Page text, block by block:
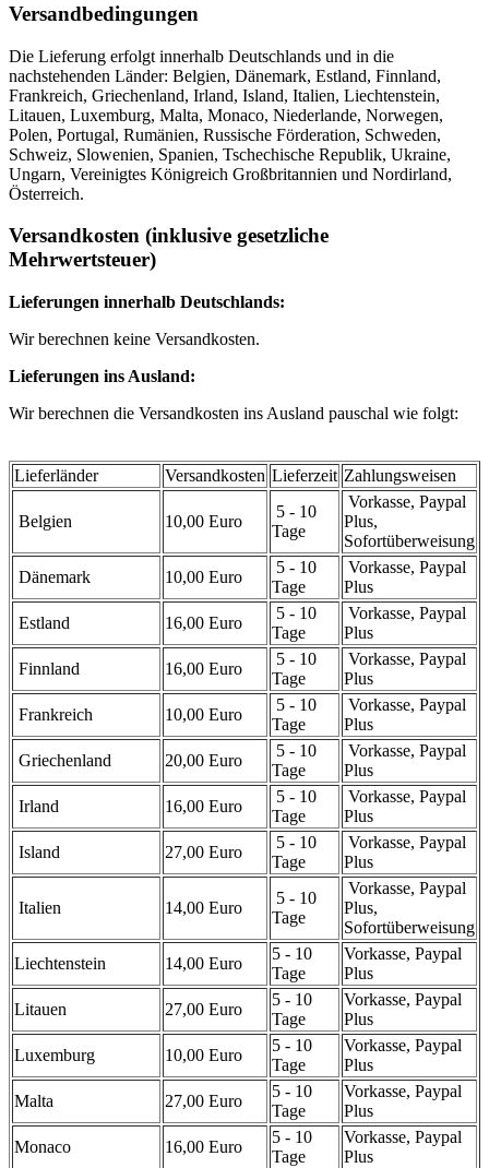
Versandbedingungen
Die Lieferung erfolgt innerhalb Deutschlands und in die
nachstehenden Länder: Belgien, Dänemark, Estland, Finnland,
Frankreich, Griechenland, Irland, Island, Italien, Liechtenstein,
Litauen, Luxemburg, Malta, Monaco, Niederlande, Norwegen,
Polen, Portugal, Rumänien, Russische Förderation, Schweden,
Schweiz, Slowenien, Spanien, Tschechische Republik, Ukraine,
Ungarn, Vereinigtes Königreich Großbritannien und Nordirland,
Österreich.
Versandkosten (inklusive gesetzliche
Mehrwertsteuer)
Lieferungen innerhalb Deutschlands:
Wir berechnen keine Versandkosten.
Lieferungen ins Ausland:
Wir berechnen die Versandkosten ins Ausland pauschal wie folgt:
Lieferländer Versandkosten Lieferzeit Zahlungsweisen
Belgien 10,00 Euro
5 - 10
Tage
Vorkasse, Paypal
Plus,
Sofortüberweisung
Dänemark
10,00 Euro
5 - 10
Tage
Vorkasse, Paypal
Plus
Estland
16,00 Euro
5 - 10
Tage
Vorkasse, Paypal
Plus
Finnland
16,00 Euro
5 - 10
Tage
Vorkasse, Paypal
Plus
Frankreich
10,00 Euro
5 - 10
Tage
Vorkasse, Paypal
Plus
Griechenland
20,00 Euro
5 - 10
Tage
Vorkasse, Paypal
Plus
Irland
16,00 Euro
5 - 10
Tage
Vorkasse, Paypal
Plus
Island
27,00 Euro
5 - 10
Tage
Vorkasse, Paypal
Plus
Italien 14,00 Euro
5 - 10
Tage
Vorkasse, Paypal
Plus,
Sofortüberweisung
Liechtenstein
14,00 Euro
5 - 10
Tage
Vorkasse, Paypal
Plus
Litauen
27,00 Euro
5 - 10
Tage
Vorkasse, Paypal
Plus
Luxemburg
10,00 Euro
5 - 10
Tage
Vorkasse, Paypal
Plus
Malta
27,00 Euro
5 - 10
Tage
Vorkasse, Paypal
Plus
Monaco
16,00 Euro
5 - 10
Tage
Vorkasse, Paypal
Plus